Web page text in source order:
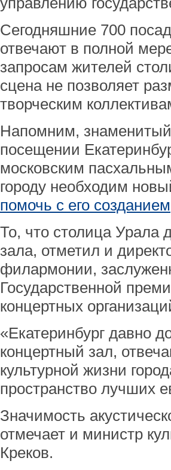
Сегодняшние 700
отвечают в полной
запросам жителей
сцена не позволяет
творческим
Напомним,
посещении
московским
городу необходим
помочь с его созданием
То, что столица Урала
зала, отметил и
филармонии,
Государственной
концертных
«Екатеринбург давно
концертный зал,
культурной жизни
пространство лучших
Значимость
отмечает и министр
Креков.